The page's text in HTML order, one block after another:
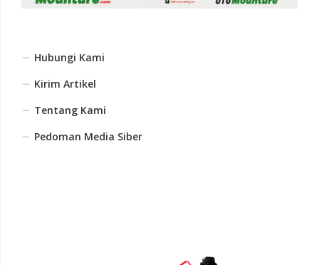
Hubungi Kami
Kirim Artikel
Tentang Kami
Pedoman Media Siber